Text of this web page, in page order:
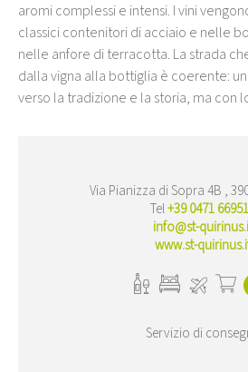
aromi complessi e intensi. I vini
classici contenitori di acciaio e nelle
nelle anfore di terracotta. La strada
dalla vigna alla bottiglia è coerente:
verso la tradizione e la storia, ma con
Via Pianizza di Sopra 4B ,
Tel+39 0471
info@st-
www.st-
Servizio di